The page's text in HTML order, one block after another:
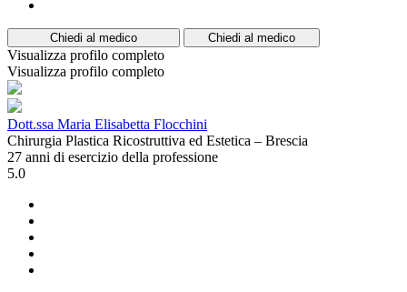
Chiedi al medico Chiedi al medico
Visualizza profilo completo
Visualizza profilo completo
Dott.ssa Maria Elisabetta Flocchini
Chirurgia Plastica Ricostruttiva ed Estetica – Brescia
27 anni di esercizio della professione
5.0